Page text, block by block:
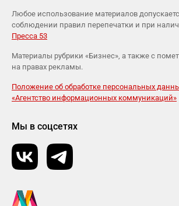
Любое использование материалов
соблюдении правил перепечатки и при
Пресса 53
Материалы рубрики «Бизнес», а также с
на правах рекламы.
Положение об обработке персональных
«Агентство информационных коммуникаций»
Мы в соцсетях